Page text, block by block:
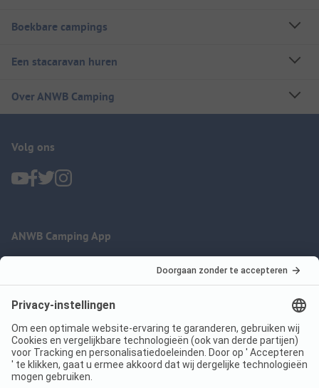
Boekbare campings
Een stacaravan huren
Over ANWB Camping
Volg ons
ANWB Camping App
Imprint
Jouw privacy
Voorwaarden
Wet digitale diensten